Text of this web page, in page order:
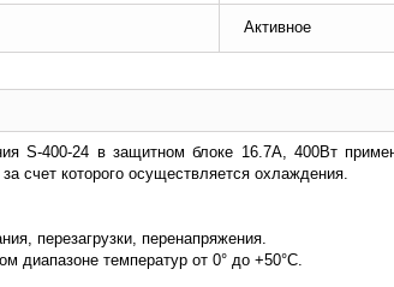
Активное
S-400-24 в защитном блоке 16.7А, 400Вт
счет которого осуществляется охлаждения.
перезагрузки, перенапряжения.
диапазоне температур от 0° до +50°C.